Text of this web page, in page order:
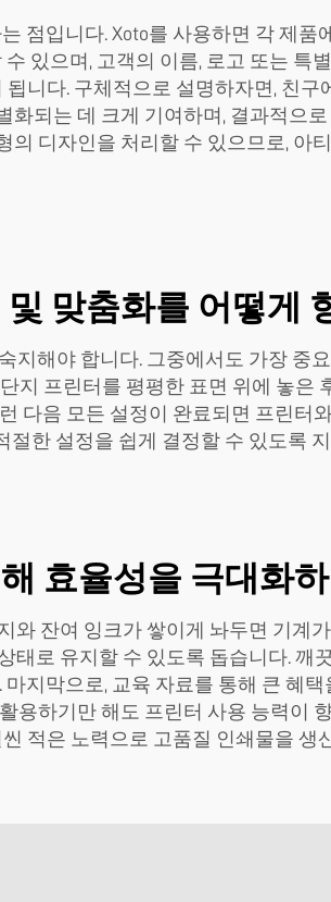
점입니다. Xoto를 사용하면 각 제
있으며, 고객의 이름, 로고 또는 특
니다. 구체적으로 설명하자면, 친
되는 데 크게 기여하며, 결과적으
디자인을 처리할 수 있으므로, 아
맞춤화를 어떻게
해야 합니다. 그중에서도 가장 중
지 프린터를 평평한 표면 위에 놓은
다음 모든 설정이 완료되면 프린터
한 설정을 쉽게 결정할 수 있도록
효율성을 극대화
잔여 잉크가 쌓이게 놔두면 기계
로 유지할 수 있도록 돕습니다. 깨
지막으로, 교육 자료를 통해 큰 혜
하기만 해도 프린터 사용 능력이
적은 노력으로 고품질 인쇄물을 생